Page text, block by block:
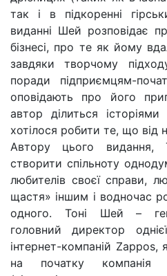
так і в підкоренні
виданні Шей розповідає
бізнесі, про те як йому
завдяки творчому
поради підприємцям-
оповідають про його
автор ділиться
хотілося робити те, що від
Автору цього
створити спільноту
любителів своєї справи,
щастя» іншим і водночас
одного. Тоні Шей –
головний директор
інтернет-компаній Zappos,
на початку компанія